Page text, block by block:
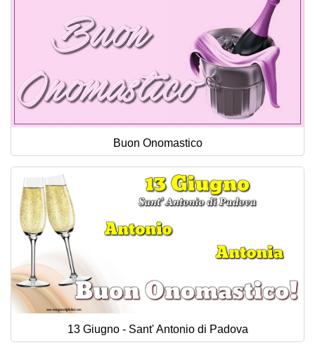
Buon Onomastico
13 Giugno - Sant' Antonio di Padova